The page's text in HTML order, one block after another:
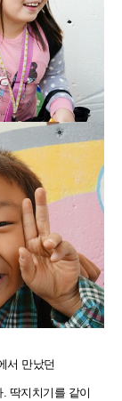
서 만났던
딱지치기를 같이